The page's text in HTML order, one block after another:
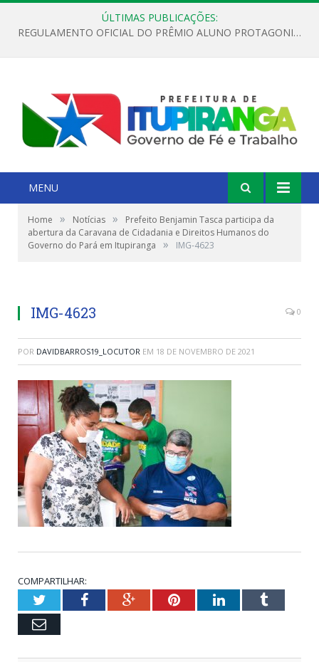
ÚLTIMAS PUBLICAÇÕES:
REGULAMENTO OFICIAL DO PRÊMIO ALUNO PROTAGONISTA – EDIÇÃO 2026
MENU
Home » Notícias »
Prefeito Benjamin Tasca participa da
abertura da Caravana de Cidadania e Direitos Humanos do
Governo do Pará em Itupiranga
» IMG-4623
IMG-4623 0
POR DAVIDBARROS19_LOCUTOR EM 18 DE NOVEMBRO DE 2021
COMPARTILHAR:
TwitterFacebookGoogle+PinterestLinkedInTumblr
Email